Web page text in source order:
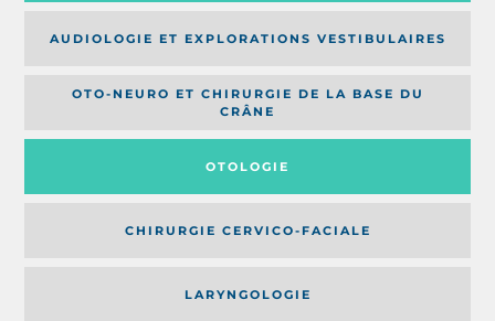
AUDIOLOGIE ET EXPLORATIONS VESTIBULAIRES
OTO-NEURO ET CHIRURGIE DE LA BASE DU
CRÂNE
OTOLOGIE
CHIRURGIE CERVICO-FACIALE
LARYNGOLOGIE